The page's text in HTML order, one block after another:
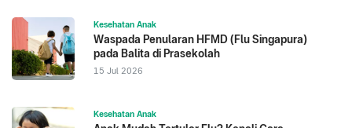
Kesehatan Anak
Waspada Penularan HFMD (Flu Singapura)
pada Balita di Prasekolah
15 Jul 2026
Kesehatan Anak